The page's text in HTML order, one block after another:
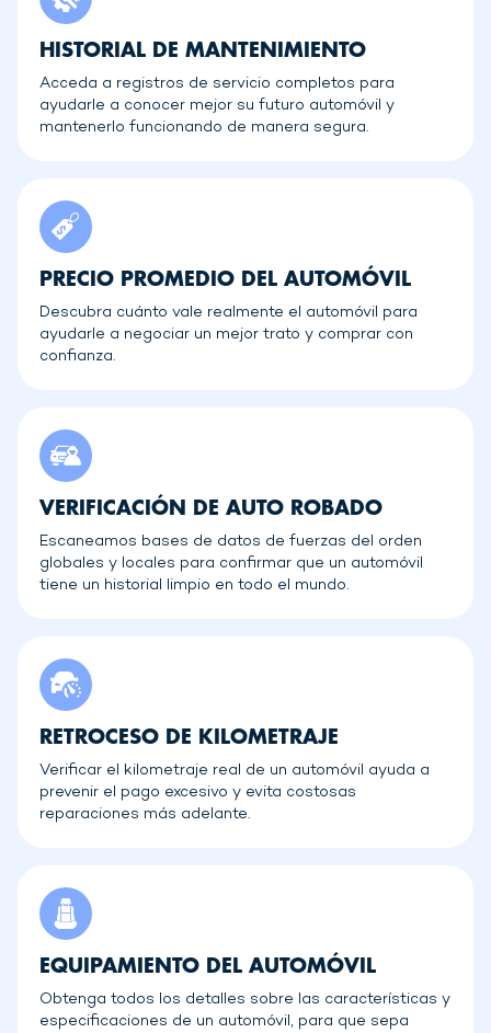
HISTORIAL DE MANTENIMIENTO
Acceda a registros de servicio completos para
ayudarle a conocer mejor su futuro automóvil y
mantenerlo funcionando de manera segura.
PRECIO PROMEDIO DEL AUTOMÓVIL
Descubra cuánto vale realmente el automóvil para
ayudarle a negociar un mejor trato y comprar con
confianza.
VERIFICACIÓN DE AUTO ROBADO
Escaneamos bases de datos de fuerzas del orden
globales y locales para confirmar que un automóvil
tiene un historial limpio en todo el mundo.
RETROCESO DE KILOMETRAJE
Verificar el kilometraje real de un automóvil ayuda a
prevenir el pago excesivo y evita costosas
reparaciones más adelante.
EQUIPAMIENTO DEL AUTOMÓVIL
Obtenga todos los detalles sobre las características y
especificaciones de un automóvil, para que sepa